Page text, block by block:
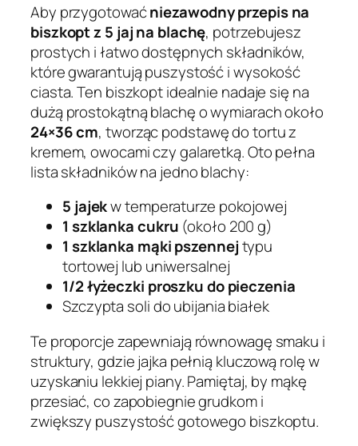
Aby przygotowaćniezawodny przepis na
biszkopt z 5 jaj na blachę, potrzebujesz
prostych i łatwo dostępnych składników,
które gwarantują puszystość i wysokość
ciasta. Ten biszkopt idealnie nadaje się na
dużą prostokątną blachę o wymiarach około
24×36 cm, tworząc podstawę do tortu z
kremem, owocami czy galaretką. Oto pełna
lista składników na jedno blachy:
5 jajekw temperaturze pokojowej
1 szklanka cukru (około 200 g)
1 szklanka mąki pszennejtypu
tortowej lub uniwersalnej
1/2 łyżeczki proszku do pieczenia
Szczypta soli do ubijania białek
Te proporcje zapewniają równowagę smaku i
struktury, gdzie jajka pełnią kluczową rolę w
uzyskaniu lekkiej piany. Pamiętaj, by mąkę
przesiać, co zapobiegnie grudkom i
zwiększy puszystość gotowego biszkoptu.